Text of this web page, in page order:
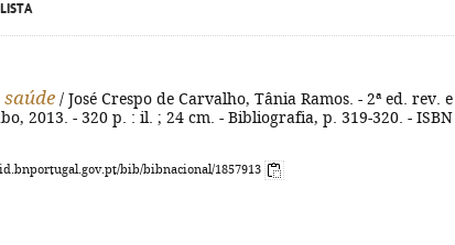
/ José Crespo de Carvalho, Tânia Ramos. - 2ª ed. rev. e
2013. - 320 p. : il. ; 24 cm. - Bibliografia, p. 319-320. - ISBN
bib/bibnacional/1857913